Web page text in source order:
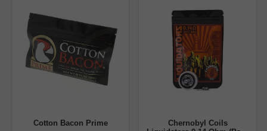
Beneficios destacados:
Sabor fino y equilibrado en cada calada
Respuesta de calentamiento rápida y uniforme
Instalación sencilla y máxima superficie de contacto
Cotton Bacon Prime
Chernobyl Coils